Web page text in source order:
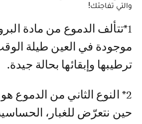
والتي تفاجئك!
1* تتألف الدموع من مادة البروتيين وهي
موجودة في العين طيلة
ترطيبها وإبقائها بحالة جيدة.
2* النوع الثاني من الدموع
حين نتعرّض للغبار،